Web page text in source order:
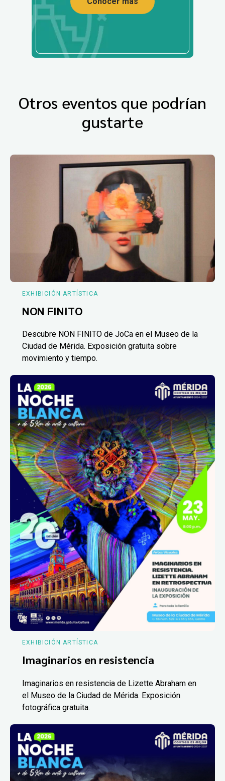
Otros eventos que podrían
gustarte
EXHIBICIÓN ARTÍSTICA
NON FINITO
Descubre NON FINITO de JoCa en el Museo de la
Ciudad de Mérida. Exposición gratuita sobre
movimiento y tiempo.
EXHIBICIÓN ARTÍSTICA
Imaginarios en resistencia
Imaginarios en resistencia de Lizette Abraham en
el Museo de la Ciudad de Mérida. Exposición
fotográfica gratuita.